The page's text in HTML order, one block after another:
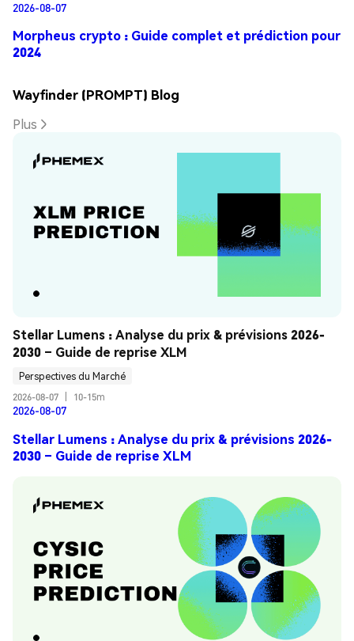
2026-08-07
Morpheus crypto : Guide complet et prédiction pour
2024
Wayfinder (PROMPT) Blog
Plus
Stellar Lumens : Analyse du prix & prévisions 2026-
2030 – Guide de reprise XLM
Perspectives du Marché
2026-08-07
10-15m
2026-08-07
Stellar Lumens : Analyse du prix & prévisions 2026-
2030 – Guide de reprise XLM